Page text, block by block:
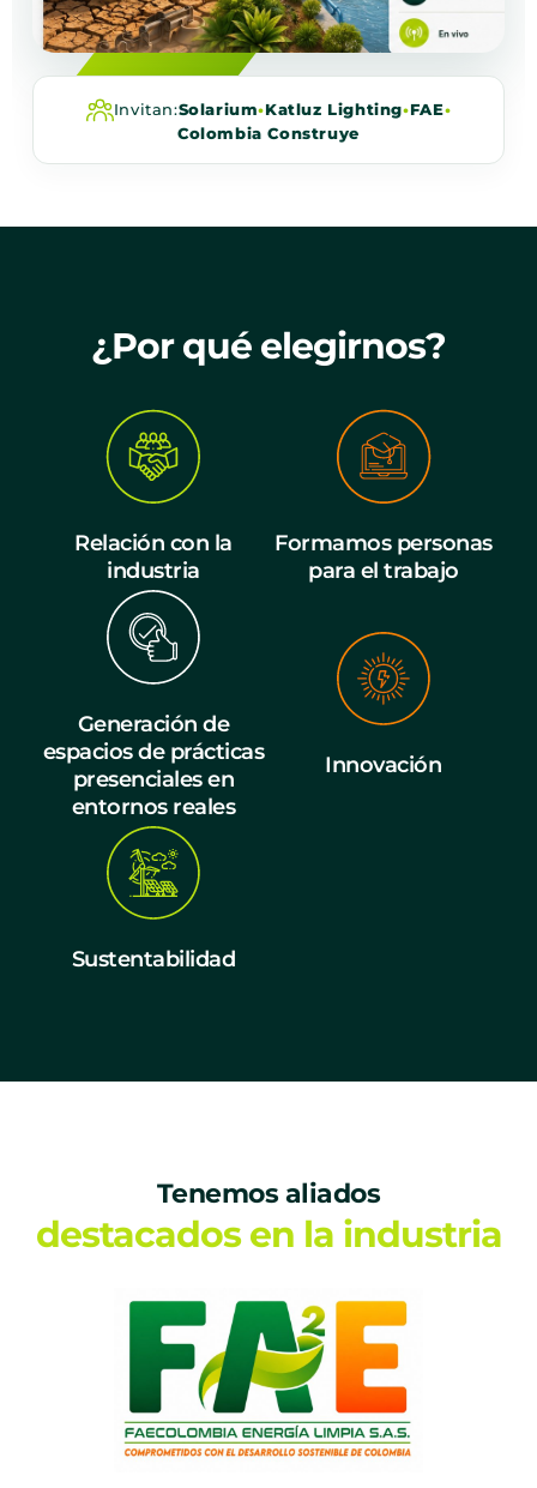
Invitan:Solarium•Katluz Lighting•FAE•
Colombia Construye
¿Por qué elegirnos?
Relación con la
industria
Formamos personas
para el trabajo
Generación de
espacios de prácticas
presenciales en
entornos reales
Innovación
Sustentabilidad
Tenemos aliados
destacados en la industria